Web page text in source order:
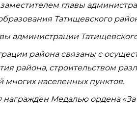
главы
Татищевского
администрации
района связаны с
района, строительством
многих населенных пунктов.
Медалью ордена «За